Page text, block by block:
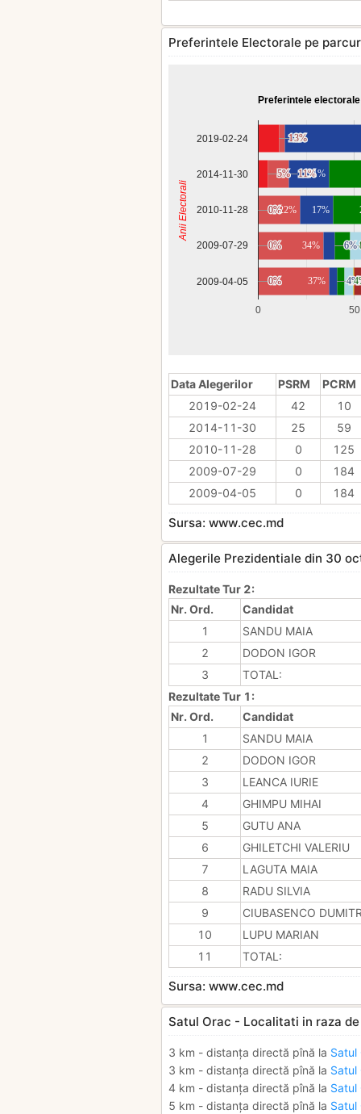
Preferintele Electorale pe
Preferintele
0 50
2019-02-24
2014-11-30
2010-11-28
2009-07-29
2009-04-05
11%
11%
5%
5%
0%
0%
0%
0%
0%
0%
3%
3%
11%
11%
22%
34%
37%
21%
17%
6%
6%
4%
4%
Anii Electorali
Data Alegerilor PSRM
PCRM
2019-02-24
42
10
2014-11-30
25
59
2010-11-28
0
125
2009-07-29
0
184
2009-04-05
0 184
Sursa: www.cec.md
Alegerile Prezidentiale din 30
Rezultate Tur 2:
Nr. Ord.
Candidat
1
SANDU MAIA
2
DODON IGOR
3
TOTAL:
Rezultate Tur 1:
Nr. Ord.
Candidat
1
SANDU MAIA
2
DODON IGOR
3
LEANCA IURIE
4
GHIMPU MIHAI
5
GUTU ANA
6
GHILETCHI VALERIU
7
LAGUTA MAIA
8
RADU SILVIA
9
CIUBASENCO
10
LUPU MARIAN
11
TOTAL:
Sursa: www.cec.md
Satul Orac - Localitati in raza
3 km - distanța directă pînă la Satul
3 km - distanța directă pînă la Satul
4 km - distanța directă pînă la Satul
5 km - distanța directă pînă la Satul